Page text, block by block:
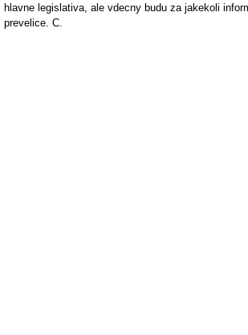
hlavne legislativa, ale vdecny budu za jakekoli
prevelice. C.